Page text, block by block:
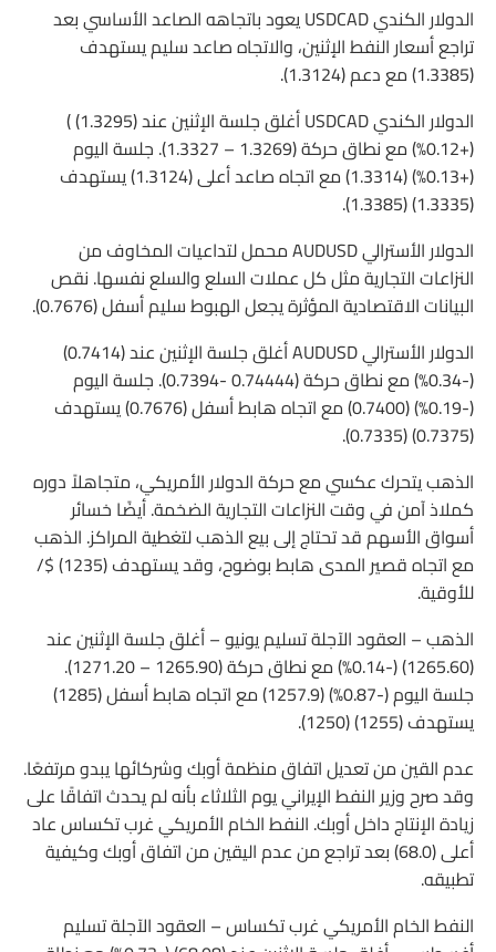
الدولار الكندي USDCAD يعود باتجاهه الصاعد الأساسي بعد
تراجع أسعار النفط الإثنين، والاتجاه صاعد سليم يستهدف
(1.3385) مع دعم (1.3124).
الدولار الكندي USDCAD أغلق جلسة الإثنين عند (1.3295) )
(+0.12%) مع نطاق حركة (1.3269 – 1.3327). جلسة اليوم
(+0.13%) (1.3314) مع اتجاه صاعد أعلى (1.3124) يستهدف
(1.3335) (1.3385).
الدولار الأسترالي AUDUSD محمل لتداعيات المخاوف من
النزاعات التجارية مثل كل عملات السلع والسلع نفسها. نقص
البيانات الاقتصادية المؤثرة يجعل الهبوط سليم أسفل (0.7676).
الدولار الأسترالي AUDUSD أغلق جلسة الإثنين عند (0.7414)
(-0.34%) مع نطاق حركة (0.74444 -0.7394). جلسة اليوم
(-0.19%) (0.7400) مع اتجاه هابط أسفل (0.7676) يستهدف
(0.7375) (0.7335).
الذهب يتحرك عكسي مع حركة الدولار الأمريكي، متجاهلاً دوره
كملاذ آمن في وقت النزاعات التجارية الضخمة. أيضًا خسائر
أسواق الأسهم قد تحتاج إلى بيع الذهب لتغطية المراكز. الذهب
مع اتجاه قصير المدى هابط بوضوح، وقد يستهدف (1235) $/
للأوقية.
الذهب – العقود الآجلة تسليم يونيو – أغلق جلسة الإثنين عند
(1265.60) (-0.14%) مع نطاق حركة (1265.90 – 1271.20).
جلسة اليوم (-0.87%) (1257.9) مع اتجاه هابط أسفل (1285)
يستهدف (1255) (1250).
عدم القين من تعديل اتفاق منظمة أوبك وشركائها يبدو مرتفعًا.
وقد صرح وزير النفط الإيراني يوم الثلاثاء بأنه لم يحدث اتفاقًا على
زيادة الإنتاج داخل أوبك. النفط الخام الأمريكي غرب تكساس عاد
أعلى (68.0) بعد تراجع من عدم اليقين من اتفاق أوبك وكيفية
تطبيقه.
النفط الخام الأمريكي غرب تكساس – العقود الآجلة تسليم